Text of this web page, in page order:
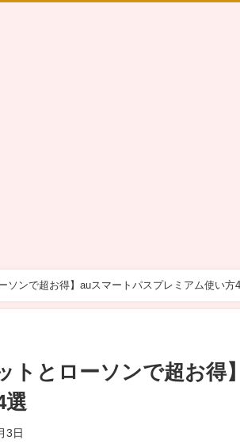
ソンで超お得】auスマートパスプレミアム使い方
トとローソンで超お得
選
3日